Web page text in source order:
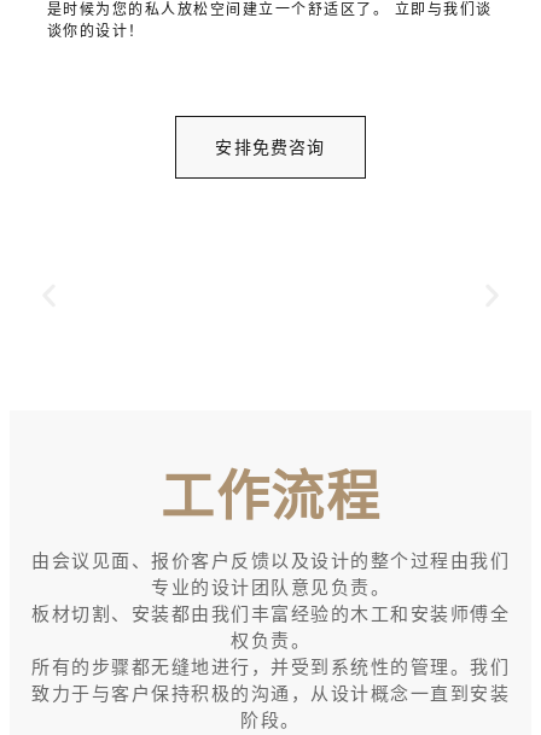
是时候为您的私人放松空间建立一个舒适区了。 立即与我们谈
谈你的设计！
安排免费咨询
工作流程
由会议见面、报价客户反馈以及设计的整个过程由我们
专业的设计团队意见负责。
板材切割、安装都由我们丰富经验的木工和安装师傅全
权负责。
所有的步骤都无缝地进行，并受到系统性的管理。我们
致力于与客户保持积极的沟通，从设计概念一直到安装
阶段。